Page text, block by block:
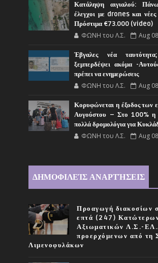
Κατάληψη αιγιαλού:
έλεγχοι με drones και νέες
Πρόστιμα €73.000 (video)
ΦΩΝΗ του Λ.Σ. Aug
Έβγαλες νέα
ξεμπερδέψει ακόμα -
πρέπει να ενημερώσεις
ΦΩΝΗ του Λ.Σ. Aug
Κορυφώνεται η έξοδος των
Αυγούστου – Στο 100% η
πολλά δρομολόγια για
ΦΩΝΗ του Λ.Σ. Aug
ΔΗΜΟΦΙΛΕΊΣ ΑΝΑΡΤΉΣΕΙΣ
Προαγωγή διακοσίων
επτά (247)
Αξιωματικών Λ.Σ.-
προερχόμενων από τη
Λιμενοφυλάκων